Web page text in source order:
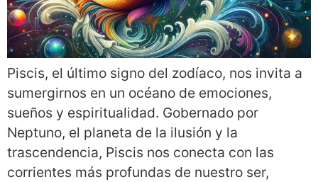
Piscis, el último signo del zodíaco, nos invita a
sumergirnos en un océano de emociones,
sueños y espiritualidad. Gobernado por
Neptuno, el planeta de la ilusión y la
trascendencia, Piscis nos conecta con las
corrientes más profundas de nuestro ser,